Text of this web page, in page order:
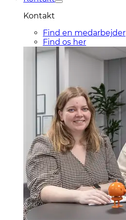
Kontakt
Find en medarbejder
Find os her